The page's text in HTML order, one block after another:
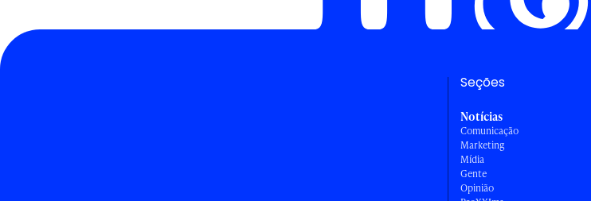
Seções
Notícias
Comunicação
Marketing
Mídia
Gente
Opinião